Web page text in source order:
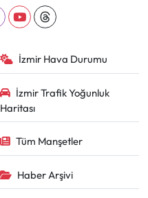
İzmir Hava Durumu
İzmir Trafik Yoğunluk
Haritası
Tüm Manşetler
Haber Arşivi